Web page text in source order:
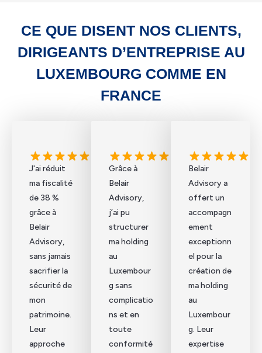
CE QUE DISENT NOS CLIENTS,
DIRIGEANTS D’ENTREPRISE AU
LUXEMBOURG COMME EN
FRANCE
J'ai réduit
ma fiscalité
de 38 %
grâce à
Belair
Advisory,
sans jamais
sacrifier la
sécurité de
mon
patrimoine.
Leur
approche
Grâce à
Belair
Advisory,
j’ai pu
structurer
ma holding
au
Luxembour
g sans
complicatio
ns et en
toute
conformité
Belair
Advisory a
offert un
accompagn
ement
exceptionn
el pour la
création de
ma holding
au
Luxembour
g. Leur
expertise